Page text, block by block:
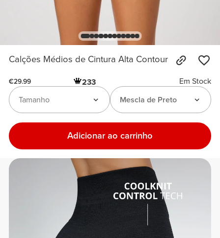
Calções Médios de Cintura Alta Contour
€29.99 233
Em Stock
Mescla de Preto
Tamanho
Adicionar ao carrinho